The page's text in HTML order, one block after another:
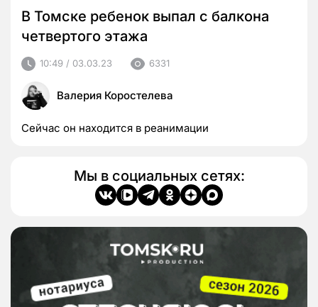
В Томске ребенок выпал с балкона
четвертого этажа
10:49 / 03.03.23 6331
Валерия Коростелева
Сейчас он находится в реанимации
Мы в социальных сетях: